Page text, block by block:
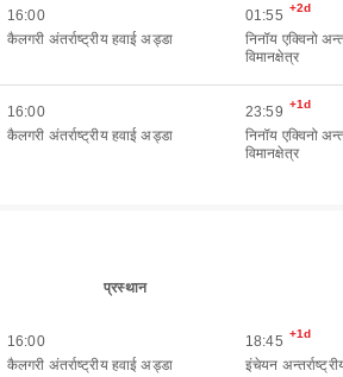
16:00
कैलगरी अंतर्राष्ट्रीय हवाई अड्डा
01:55 +2d
निनॉय एक्विनो
विमानक्षेत्र
16:00
कैलगरी अंतर्राष्ट्रीय हवाई अड्डा
23:59 +1d
निनॉय एक्विनो
विमानक्षेत्र
प्रस्थान
16:00
कैलगरी अंतर्राष्ट्रीय हवाई अड्डा
18:45 +1d
इंचेयन